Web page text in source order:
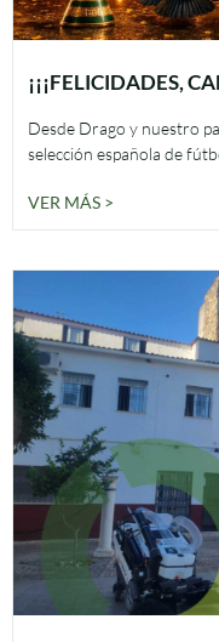
¡¡¡FELICIDADES,
Desde Drago y nuestro
selección española de
VER MÁS >